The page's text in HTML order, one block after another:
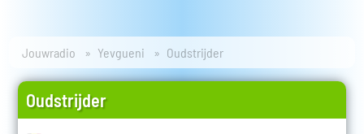
Jouwradio Yevgueni Oudstrijder
Oudstrijder